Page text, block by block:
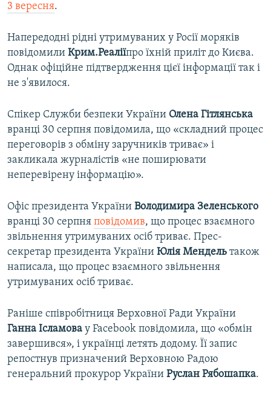
3 вересня.
Напередодні рідні утримуваних у Росії моряків
повідомили Крим.Реаліїпро їхній приліт до Києва.
Однак офіційне підтвердження цієї інформації так і
не з'явилося.
Спікер Служби безпеки України Олена Гітлянська
вранці 30 серпня повідомила, що «складний процес
переговорів з обміну заручників триває» і
закликала журналістів «не поширювати
неперевірену інформацію».
Офіс президента України Володимира Зеленського
вранці 30 серпня повідомив, що процес взаємного
звільнення утримуваних осіб триває. Прес-
секретар президента України Юлія Мендель також
написала, що процес взаємного звільнення
утримуваних осіб триває.
Раніше співробітниця Верховної Ради України
Ганна Ісламова у Facebook повідомила, що «обмін
завершився», і українці летять додому. Її запис
репостнув призначений Верховною Радою
генеральний прокурор України Руслан Рябошапка.